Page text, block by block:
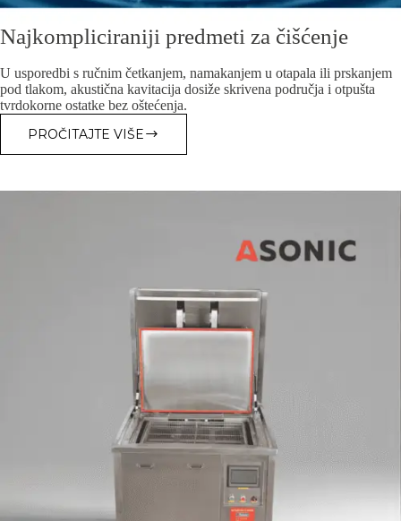
Najkompliciraniji predmeti za čišćenje
U usporedbi s ručnim četkanjem, namakanjem u otapala ili prskanjem
pod tlakom, akustična kavitacija dosiže skrivena područja i otpušta
tvrdokorne ostatke bez oštećenja.
PROČITAJTE VIŠENAJKOMPLICIRANIJI
PREDMETI
ČIŠĆENJE